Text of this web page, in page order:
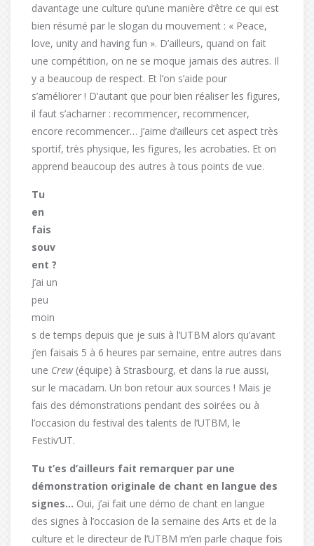
davantage une culture qu’une manière d’être ce qui est
bien résumé par le slogan du mouvement : « Peace,
love, unity and having fun ». D’ailleurs, quand on fait
une compétition, on ne se moque jamais des autres. Il
y a beaucoup de respect. Et l’on s’aide pour
s’améliorer ! D’autant que pour bien réaliser les figures,
il faut s’acharner : recommencer, recommencer,
encore recommencer… J’aime d’ailleurs cet aspect très
sportif, très physique, les figures, les acrobaties. Et on
apprend beaucoup des autres à tous points de vue.
Tu
en
fais
souv
ent ?
J’ai un
peu
moin
s de temps depuis que je suis à l’UTBM alors qu’avant
j’en faisais 5 à 6 heures par semaine, entre autres dans
une Crew(équipe) à Strasbourg, et dans la rue aussi,
sur le macadam. Un bon retour aux sources ! Mais je
fais des démonstrations pendant des soirées ou à
l’occasion du festival des talents de l’UTBM, le
Festiv’UT.
Tu t’es d’ailleurs fait remarquer par une
démonstration originale de chant en langue des
signes… Oui, j’ai fait une démo de chant en langue
des signes à l’occasion de la semaine des Arts et de la
culture et le directeur de l’UTBM m’en parle chaque fois